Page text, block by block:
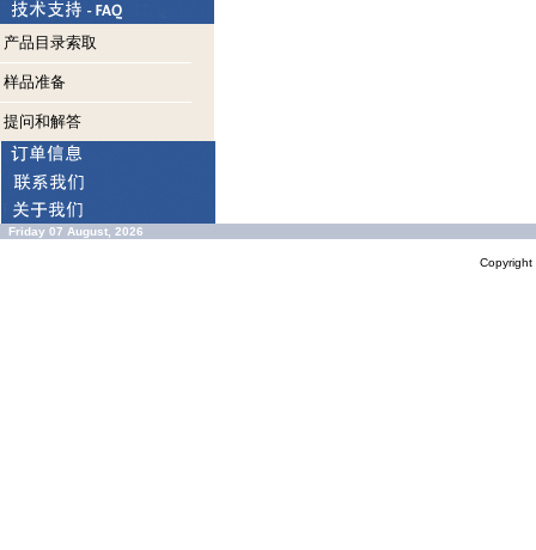
产品目录索取
样品准备
提问和解答
Friday 07 August, 2026